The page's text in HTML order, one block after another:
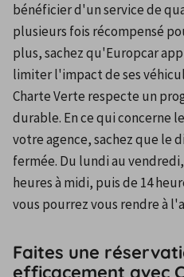
bénéficier d'un service de
plusieurs fois récompensé
plus, sachez qu'Europcar
limiter l'impact de ses
Charte Verte respecte un
durable. En ce qui concerne
votre agence, sachez que le
fermée. Du lundi au
heures à midi, puis de 14
vous pourrez vous rendre à
Faites une
efficacement avec